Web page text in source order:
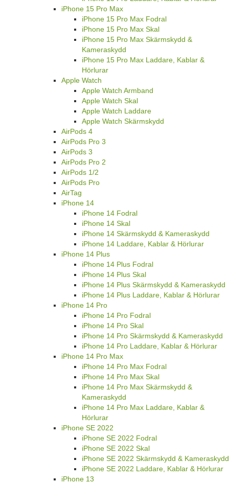
iPhone 15 Pro Max
iPhone 15 Pro Max Fodral
iPhone 15 Pro Max Skal
iPhone 15 Pro Max Skärmskydd &
Kameraskydd
iPhone 15 Pro Max Laddare, Kablar &
Hörlurar
Apple Watch
Apple Watch Armband
Apple Watch Skal
Apple Watch Laddare
Apple Watch Skärmskydd
AirPods 4
AirPods Pro 3
AirPods 3
AirPods Pro 2
AirPods 1/2
AirPods Pro
AirTag
iPhone 14
iPhone 14 Fodral
iPhone 14 Skal
iPhone 14 Skärmskydd & Kameraskydd
iPhone 14 Laddare, Kablar & Hörlurar
iPhone 14 Plus
iPhone 14 Plus Fodral
iPhone 14 Plus Skal
iPhone 14 Plus Skärmskydd & Kameraskydd
iPhone 14 Plus Laddare, Kablar & Hörlurar
iPhone 14 Pro
iPhone 14 Pro Fodral
iPhone 14 Pro Skal
iPhone 14 Pro Skärmskydd & Kameraskydd
iPhone 14 Pro Laddare, Kablar & Hörlurar
iPhone 14 Pro Max
iPhone 14 Pro Max Fodral
iPhone 14 Pro Max Skal
iPhone 14 Pro Max Skärmskydd &
Kameraskydd
iPhone 14 Pro Max Laddare, Kablar &
Hörlurar
iPhone SE 2022
iPhone SE 2022 Fodral
iPhone SE 2022 Skal
iPhone SE 2022 Skärmskydd & Kameraskydd
iPhone SE 2022 Laddare, Kablar & Hörlurar
iPhone 13